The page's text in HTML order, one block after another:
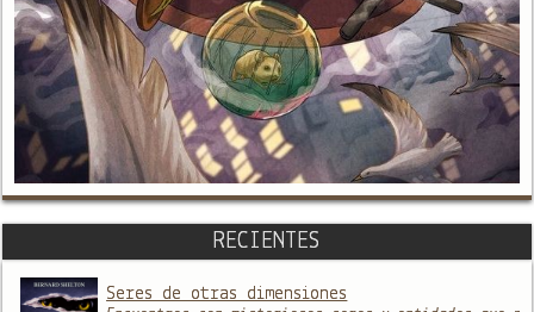
RECIENTES
Seres de otras dimensiones